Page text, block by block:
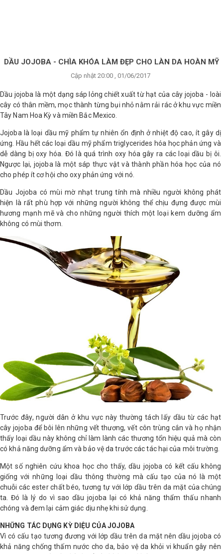
Shop All Brand A-
Z
DẦU JOJOBA - CHÌA KHÓA LÀM ĐẸP CHO LÀN DA HOÀN MỸ
Cập nhật 20:00 , 01/06/2017
Dầu jojoba là một dạng sáp lỏng chiết xuất từ hạt của cây jojoba - loài
cây có thân mềm, mọc thành từng bụi nhỏ nằm rải rác ở khu vực miền
Tây Nam Hoa Kỳ và miền Bắc Mexico.
Jojoba là loại dầu mỹ phẩm tự nhiên ổn định ở nhiệt độ cao, ít gây dị
ứng. Hầu hết các loại dầu mỹ phẩm triglycerides hóa học phản ứng và
dễ dàng bị oxy hóa. Đó là quá trình oxy hóa gây ra các loại dầu bị ôi.
Ngược lại, jojoba là một sáp thực vật và thành phần hóa học của nó
cho phép ít cơ hội cho oxy phản ứng với nó.
Dầu Jojoba có mùi mờ nhạt trung tính mà nhiều người không phát
hiện là rất phù hợp với những người không thể chịu đựng được mùi
hương mạnh mẽ và cho những người thích một loại kem dưỡng ẩm
không có mùi thơm.
Trước đây, người dân ở khu vực này thường tách lấy dầu từ các hạt
cây jojoba để bôi lên những vết thương, vết côn trùng cắn và họ nhận
thấy loại dầu này không chỉ làm lành các thương tổn hiệu quả mà còn
có khả năng dưỡng ẩm và bảo vệ da trước các tác hại của môi trường.
Một số nghiên cứu khoa học cho thấy, dầu jojoba có kết cấu không
giống với những loại dầu thông thường mà cấu tạo của nó là một
chuỗi các ester chất béo, tương tự với lớp dầu trên da mặt của chúng
ta. Đó là lý do vì sao dầu jojoba lại có khả năng thẩm thấu nhanh
chóng và đem lại cảm giác dịu nhẹ khi sử dụng.
NHỮNG TÁC DỤNG KỲ DIỆU CỦA JOJOBA
Vì có cấu tạo tương đương với lớp dầu trên da mặt nên dầu jojoba có
khả năng chống thấm nước cho da, bảo vệ da khỏi vi khuẩn gây nên